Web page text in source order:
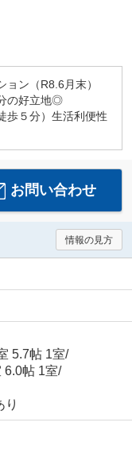
ン（R8.6月末）
の好立地◎
歩５分）生活利便性
お問い合わせ
情報の見方
5.7帖 1室/
6.0帖 1室/
り